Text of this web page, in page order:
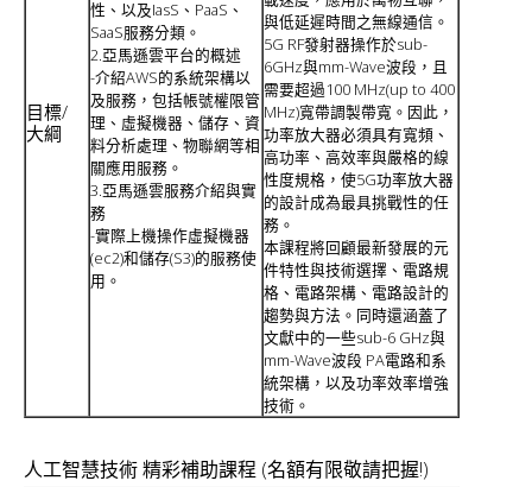
目標/
大綱
性、以及IasS、PaaS、
SaaS服務分類。
2.亞馬遜雲平台的概述
-介紹AWS的系統架構以
及服務，包括帳號權限管
理、虛擬機器、儲存、資
料分析處理、物聯網等相
關應用服務。
3.亞馬遜雲服務介紹與實
務
-實際上機操作虛擬機器
(ec2)和儲存(S3)的服務使
用。
與低延遲時間之無線通信。
5G RF發射器操作於sub-
6GHz與mm-Wave波段，且
需要超過100 MHz(up to 400
MHz)寬帶調製帶寬。因此，
功率放大器必須具有寬頻、
高功率、高效率與嚴格的線
性度規格，使5G功率放大器
的設計成為最具挑戰性的任
務。
本課程將回顧最新發展的元
件特性與技術選擇、電路規
格、電路架構、電路設計的
趨勢與方法。同時還涵蓋了
文獻中的一些sub-6 GHz與
mm-Wave波段 PA電路和系
統架構，以及功率效率增強
技術。
人工智慧技術 精彩補助課程 (名額有限敬請把握!)